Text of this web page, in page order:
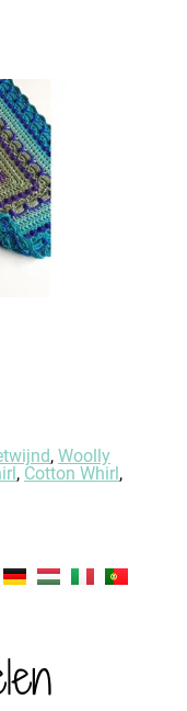
, Woolly
, Cotton Whirl,